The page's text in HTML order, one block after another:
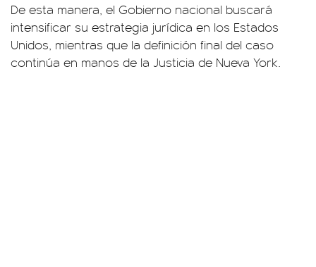
De esta manera, el Gobierno nacional buscará
intensificar su estrategia jurídica en los Estados
Unidos, mientras que la definición final del caso
continúa en manos de la Justicia de Nueva York.